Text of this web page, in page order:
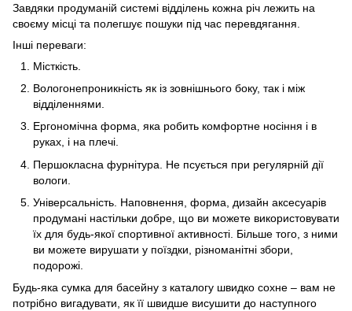
Завдяки продуманій системі відділень кожна річ лежить на
своєму місці та полегшує пошуки під час перевдягання.
Інші переваги:
Місткість.
Вологонепроникність як із зовнішнього боку, так і між
відділеннями.
Ергономічна форма, яка робить комфортне носіння і в
руках, і на плечі.
Першокласна фурнітура. Не псується при регулярній дії
вологи.
Універсальність. Наповнення, форма, дизайн аксесуарів
продумані настільки добре, що ви можете використовувати
їх для будь-якої спортивної активності. Більше того, з ними
ви можете вирушати у поїздки, різноманітні збори,
подорожі.
Будь-яка сумка для басейну з каталогу швидко сохне – вам не
потрібно вигадувати, як її швидше висушити до наступного